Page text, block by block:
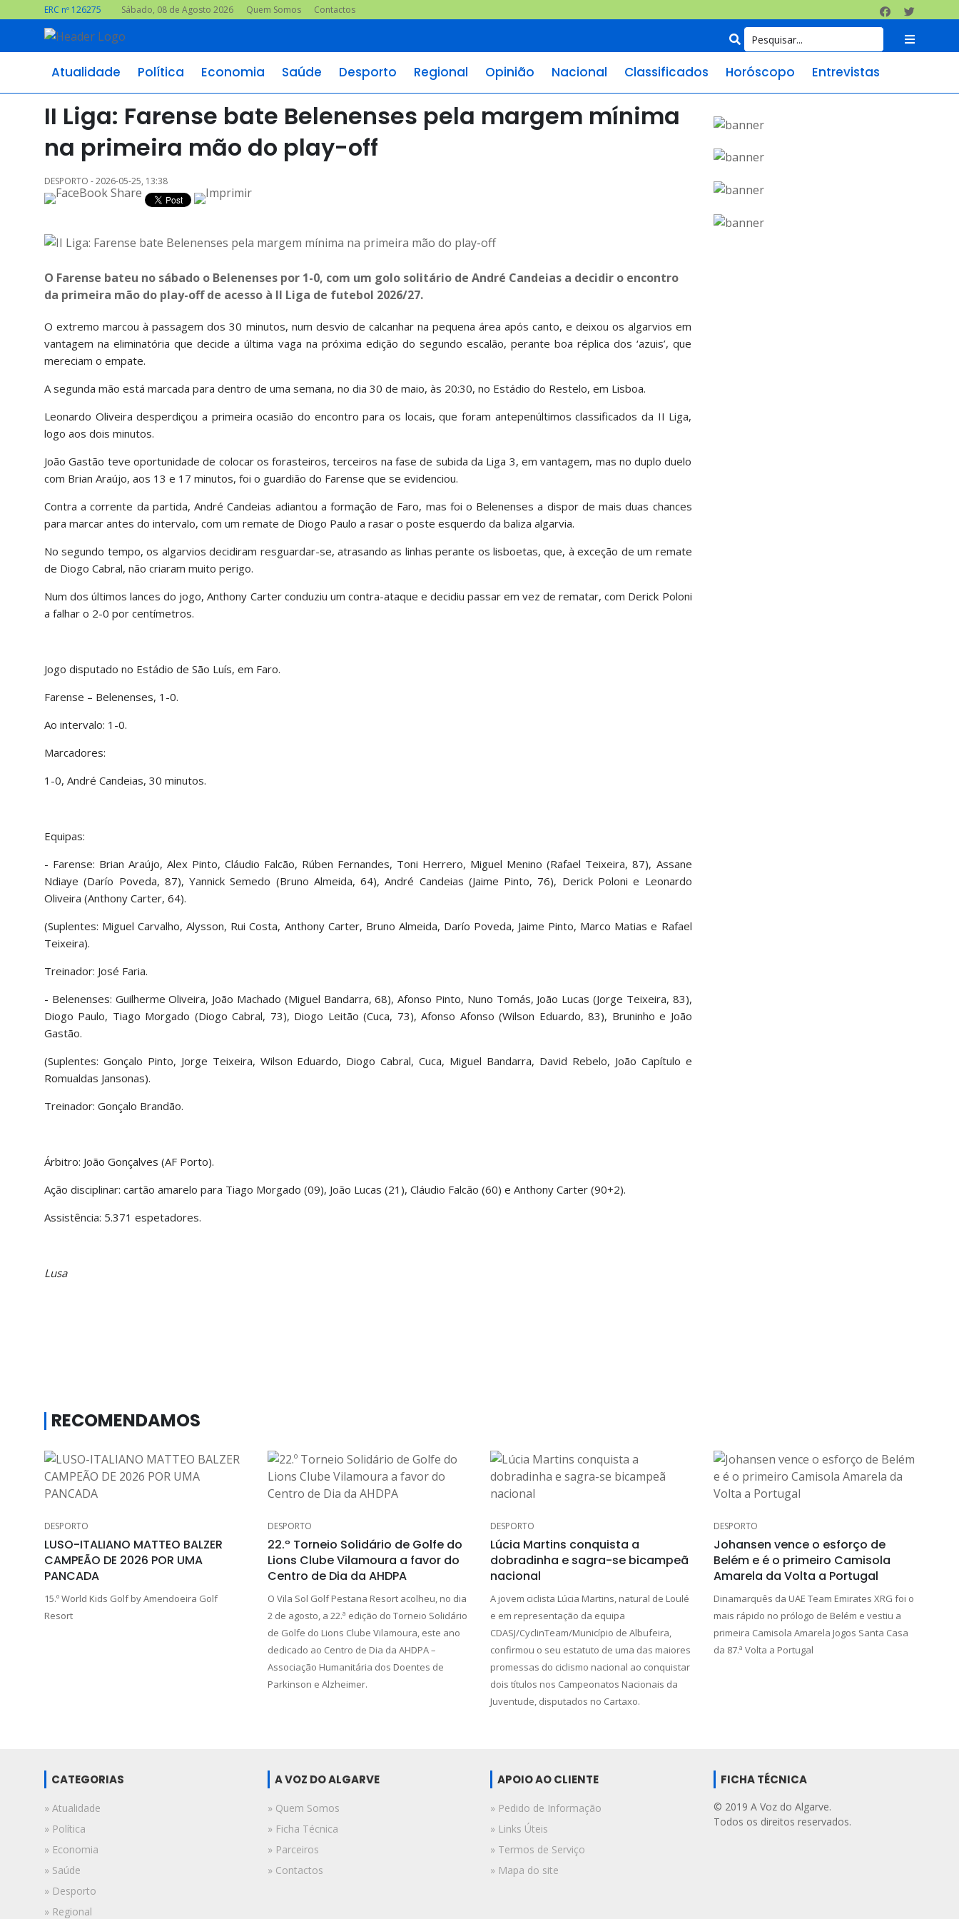
ERC nº 126275 Sábado, 08 de Agosto 2026 Quem Somos Contactos
Atualidade Política Economia Saúde Desporto Regional Opinião Nacional Classificados Horóscopo Entrevistas
II Liga: Farense bate Belenenses pela margem mínima
na primeira mão do play-off
DESPORTO - 2026-05-25, 13:38
O Farense bateu no sábado o Belenenses por 1-0, com um golo solitário de André Candeias a decidir o encontro
da primeira mão do play-off de acesso à II Liga de futebol 2026/27.
O extremo marcou à passagem dos 30 minutos, num desvio de calcanhar na pequena área após canto, e deixou os algarvios em
vantagem na eliminatória que decide a última vaga na próxima edição do segundo escalão, perante boa réplica dos ‘azuis’, que
mereciam o empate.
A segunda mão está marcada para dentro de uma semana, no dia 30 de maio, às 20:30, no Estádio do Restelo, em Lisboa.
Leonardo Oliveira desperdiçou a primeira ocasião do encontro para os locais, que foram antepenúltimos classificados da II Liga,
logo aos dois minutos.
João Gastão teve oportunidade de colocar os forasteiros, terceiros na fase de subida da Liga 3, em vantagem, mas no duplo duelo
com Brian Araújo, aos 13 e 17 minutos, foi o guardião do Farense que se evidenciou.
Contra a corrente da partida, André Candeias adiantou a formação de Faro, mas foi o Belenenses a dispor de mais duas chances
para marcar antes do intervalo, com um remate de Diogo Paulo a rasar o poste esquerdo da baliza algarvia.
No segundo tempo, os algarvios decidiram resguardar-se, atrasando as linhas perante os lisboetas, que, à exceção de um remate
de Diogo Cabral, não criaram muito perigo.
Num dos últimos lances do jogo, Anthony Carter conduziu um contra-ataque e decidiu passar em vez de rematar, com Derick Poloni
a falhar o 2-0 por centímetros.
Jogo disputado no Estádio de São Luís, em Faro.
Farense – Belenenses, 1-0.
Ao intervalo: 1-0.
Marcadores:
1-0, André Candeias, 30 minutos.
Equipas:
- Farense: Brian Araújo, Alex Pinto, Cláudio Falcão, Rúben Fernandes, Toni Herrero, Miguel Menino (Rafael Teixeira, 87), Assane
Ndiaye (Darío Poveda, 87), Yannick Semedo (Bruno Almeida, 64), André Candeias (Jaime Pinto, 76), Derick Poloni e Leonardo
Oliveira (Anthony Carter, 64).
(Suplentes: Miguel Carvalho, Alysson, Rui Costa, Anthony Carter, Bruno Almeida, Darío Poveda, Jaime Pinto, Marco Matias e Rafael
Teixeira).
Treinador: José Faria.
- Belenenses: Guilherme Oliveira, João Machado (Miguel Bandarra, 68), Afonso Pinto, Nuno Tomás, João Lucas (Jorge Teixeira, 83),
Diogo Paulo, Tiago Morgado (Diogo Cabral, 73), Diogo Leitão (Cuca, 73), Afonso Afonso (Wilson Eduardo, 83), Bruninho e João
Gastão.
(Suplentes: Gonçalo Pinto, Jorge Teixeira, Wilson Eduardo, Diogo Cabral, Cuca, Miguel Bandarra, David Rebelo, João Capítulo e
Romualdas Jansonas).
Treinador: Gonçalo Brandão.
Árbitro: João Gonçalves (AF Porto).
Ação disciplinar: cartão amarelo para Tiago Morgado (09), João Lucas (21), Cláudio Falcão (60) e Anthony Carter (90+2).
Assistência: 5.371 espetadores.
Lusa
RECOMENDAMOS
DESPORTO
LUSO-ITALIANO MATTEO BALZER
CAMPEÃO DE 2026 POR UMA
PANCADA
15.º World Kids Golf by Amendoeira Golf
Resort
DESPORTO
22.º Torneio Solidário de Golfe do
Lions Clube Vilamoura a favor do
Centro de Dia da AHDPA
O Vila Sol Golf Pestana Resort acolheu, no dia
2 de agosto, a 22.ª edição do Torneio Solidário
de Golfe do Lions Clube Vilamoura, este ano
dedicado ao Centro de Dia da AHDPA –
Associação Humanitária dos Doentes de
Parkinson e Alzheimer.
DESPORTO
Lúcia Martins conquista a
dobradinha e sagra-se bicampeã
nacional
A jovem ciclista Lúcia Martins, natural de Loulé
e em representação da equipa
CDASJ/CyclinTeam/Município de Albufeira,
confirmou o seu estatuto de uma das maiores
promessas do ciclismo nacional ao conquistar
dois títulos nos Campeonatos Nacionais da
Juventude, disputados no Cartaxo.
DESPORTO
Johansen vence o esforço de
Belém e é o primeiro Camisola
Amarela da Volta a Portugal
Dinamarquês da UAE Team Emirates XRG foi o
mais rápido no prólogo de Belém e vestiu a
primeira Camisola Amarela Jogos Santa Casa
da 87.ª Volta a Portugal
CATEGORIAS
» Atualidade
» Política
» Economia
» Saúde
» Desporto
» Regional
A VOZ DO ALGARVE
» Quem Somos
» Ficha Técnica
» Parceiros
» Contactos
APOIO AO CLIENTE
» Pedido de Informação
» Links Úteis
» Termos de Serviço
» Mapa do site
FICHA TÉCNICA
© 2019 A Voz do Algarve.
Todos os direitos reservados.